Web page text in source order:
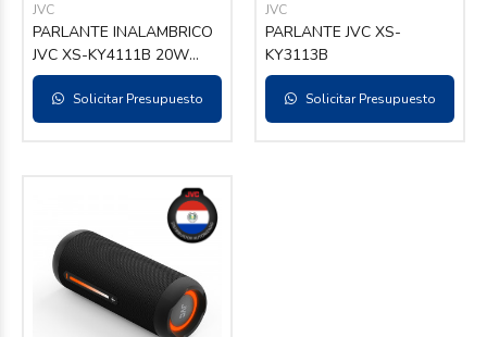
JVC
PARLANTE INALAMBRICO
JVC XS-KY4111B 20W
USB BL
Solicitar Presupuesto
JVC
PARLANTE JVC XS-
KY3113B
Solicitar Presupuesto